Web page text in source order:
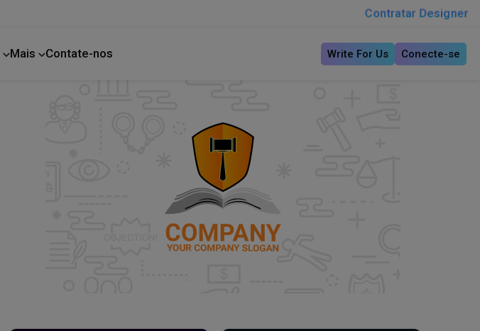
Contratar Designer
Mais Contate-nos Write For Us Conecte-se